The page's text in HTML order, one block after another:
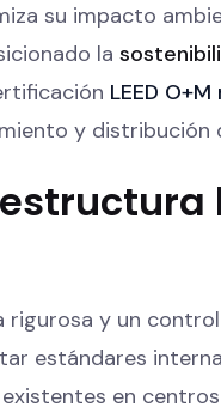
su impacto
la
LEED
y distribución
rigurosa y un
estándares
en